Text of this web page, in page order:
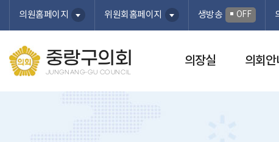
의원홈페이지 위원회홈페이지 생방송 OFF
중랑구의회
JUNGNANG-GU COUNCIL
의장실 의회안